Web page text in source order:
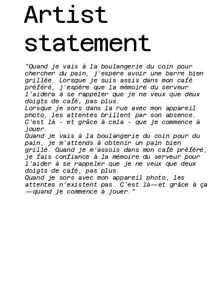
Artist
statement
"Quand je vais à la boulangerie du coin pour
chercher du pain, j'espère avoir une barre bien
grillée. Lorsque je suis assis dans mon café
préféré, j'espère que la mémoire du serveur
l'aidera à se rappeler que je ne veux que deux
doigts de café, pas plus.
Lorsque je sors dans la rue avec mon appareil
photo, les attentes brillent par son absence.
C'est là - et grâce à cela - que je commence à
jouer.
Quand je vais à la boulangerie du coin pour du
pain, je m'attends à obtenir un pain bien
grillé. Quand je m'assois dans mon café préféré,
je fais confiance à la mémoire du serveur pour
l'aider à se rappeler que je ne veux que deux
doigts de café, pas plus.
Quand je sors avec mon appareil photo, les
attentes n'existent pas. C'est là—et grâce à ça
—quand je commence à jouer."